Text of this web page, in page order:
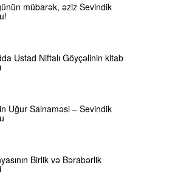
mübarək, əziz Sevindik
Ustad Niftalı Göyçəlinin kitab
Uğur Salnaməsi – Sevindik
Birlik və Bərabərlik